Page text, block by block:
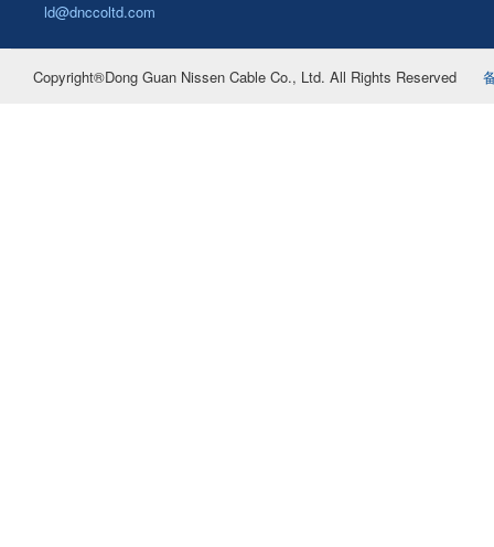
ld@dnccoltd.com
Copyright®Dong Guan Nissen Cable Co., Ltd. All Rights Reserved